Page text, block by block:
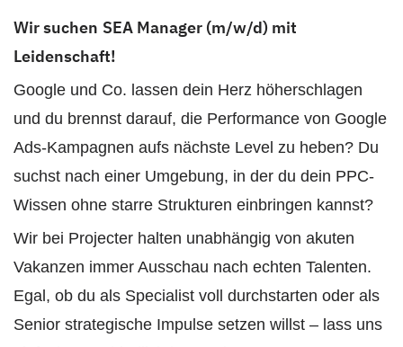
Wir suchen SEA Manager (m/w/d) mit
Leidenschaft!
Google und Co. lassen dein Herz höherschlagen
und du brennst darauf, die Performance von Google
Ads-Kampagnen aufs nächste Level zu heben? Du
suchst nach einer Umgebung, in der du dein PPC-
Wissen ohne starre Strukturen einbringen kannst?
Wir bei Projecter halten unabhängig von akuten
Vakanzen immer Ausschau nach echten Talenten.
Egal, ob du als Specialist voll durchstarten oder als
Senior strategische Impulse setzen willst – lass uns